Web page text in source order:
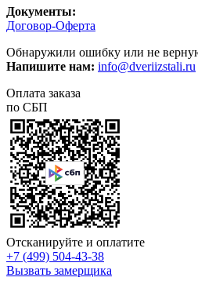
Документы:
Договор-Оферта
Обнаружили ошибку или не
Напишите нам: info@dveriizstali.ru
Оплата заказа
по СБП
Отсканируйте и оплатите
+7 (499) 504-43-38
Вызвать замерщика